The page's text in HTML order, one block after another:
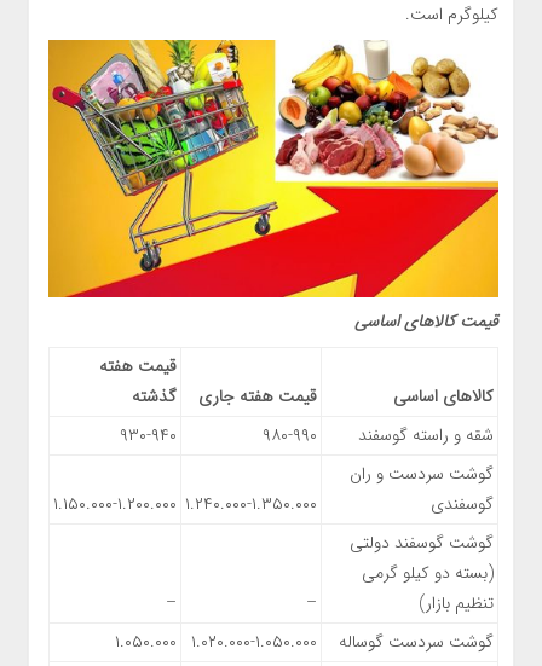
کیلوگرم است.
قیمت کالاهای اساسی
کالاهای اساسی قیمت هفته جاری
قیمت هفته
گذشته
شقه و راسته گوسفند
۹۸۰-۹۹۰
۹۳۰-۹۴۰
گوشت سردست و ران
گوسفندی
۱.۲۴۰.۰۰۰-۱.۳۵۰.۰۰۰ ۱.۱۵۰.۰۰۰-۱.۲۰۰.۰۰۰
گوشت گوسفند دولتی
(بسته دو کیلو گرمی
تنظیم بازار)
–
–
گوشت سردست گوساله
۱.۰۲۰.۰۰۰-۱.۰۵۰.۰۰۰
۱.۰۵۰.۰۰۰